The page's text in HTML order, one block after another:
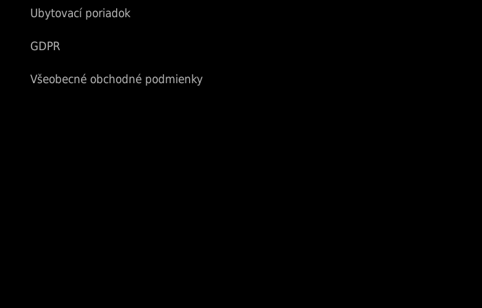
Ubytovací poriadok
GDPR
Všeobecné obchodné podmienky